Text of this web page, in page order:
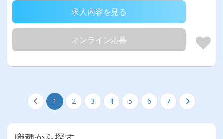
求人内容を見る
オンライン応募
1 2 3 4 5 6 7